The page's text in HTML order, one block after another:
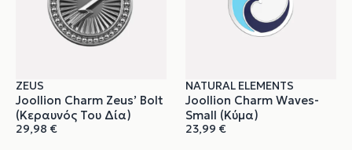
ZEUS
Joollion Charm Zeus’ Bolt
(Κεραυνός Του Δία)
29,98 €
NATURAL ELEMENTS
Joollion Charm Waves-
Small (Κύμα)
23,99 €